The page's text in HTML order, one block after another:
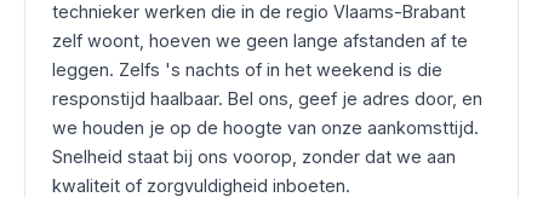
technieker werken die in de regio Vlaams-Brabant
zelf woont, hoeven we geen lange afstanden af te
leggen. Zelfs 's nachts of in het weekend is die
responstijd haalbaar. Bel ons, geef je adres door, en
we houden je op de hoogte van onze aankomsttijd.
Snelheid staat bij ons voorop, zonder dat we aan
kwaliteit of zorgvuldigheid inboeten.